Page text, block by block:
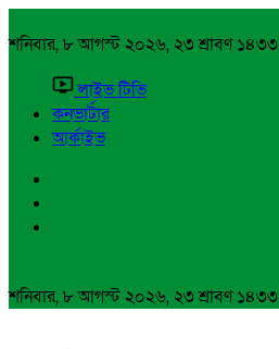
শনিবার, ৮ আগস্ট ২০২৬, ২৩ শ্রাবণ ১৪৩৩
লাইভ টিভি
কনভার্টার
আর্কাইভ
শনিবার, ৮ আগস্ট ২০২৬, ২৩ শ্রাবণ ১৪৩৩